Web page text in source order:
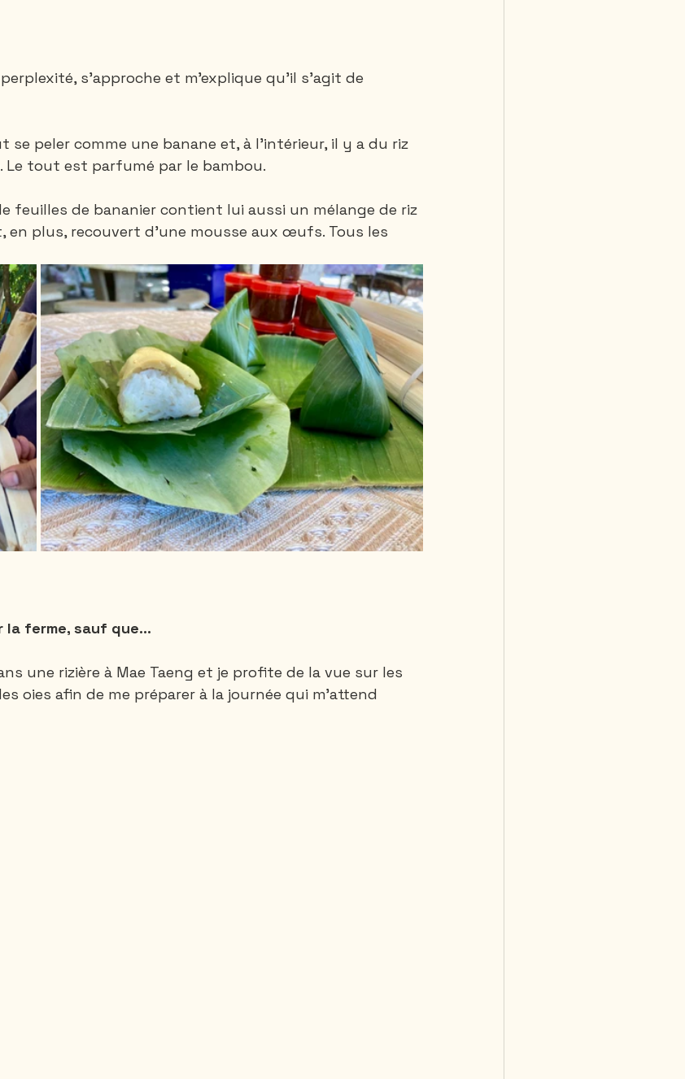
s’approche et m’explique qu’il s’agit de
se peler comme une banane et, à l’intérieur, il y a du riz
Le tout est parfumé par le bambou.
feuilles de bananier contient lui aussi un mélange de riz
en plus, recouvert d’une mousse aux œufs. Tous les
la ferme, sauf que...
une rizière à Mae Taeng et je profite de la vue sur les
oies afin de me préparer à la journée qui m'attend